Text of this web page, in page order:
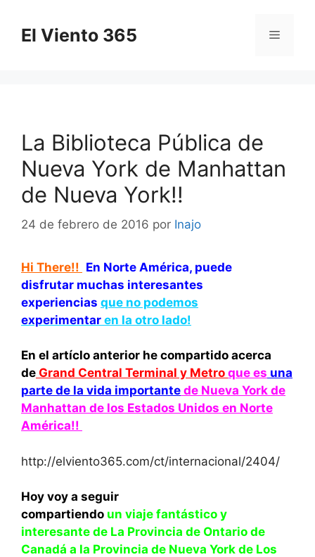
contenido
El Viento 365 Menú
La Biblioteca Pública de
Nueva York de Manhattan
de Nueva York!!
24 de febrero de 2016 por Inajo
Hi There!! En Norte América, puede
disfrutar muchas interesantes
experiencias que no podemos
experimentar en la otro lado!
En el artíclo anterior he compartido acerca
de Grand Central Terminal y Metro que es una
parte de la vida importante de Nueva York de
Manhattan de los Estados Unidos en Norte
América!!
http://elviento365.com/ct/internacional/2404/
Hoy voy a seguir
compartiendo un viaje fantástico y
interesante de La Provincia de Ontario de
Canadá a la Provincia de Nueva York de Los